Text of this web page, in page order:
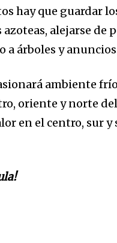
hay que guardar
alejarse de
a árboles y
ambiente
oriente y norte
en el centro, sur y